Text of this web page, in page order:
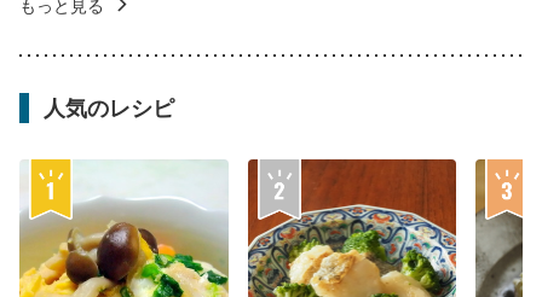
もっと見る
人気のレシピ